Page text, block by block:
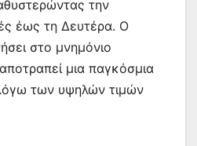
την
έως τη Δευτέρα. Ο
στο μνημόνιο
μια παγκόσμια
των υψηλών τιμών